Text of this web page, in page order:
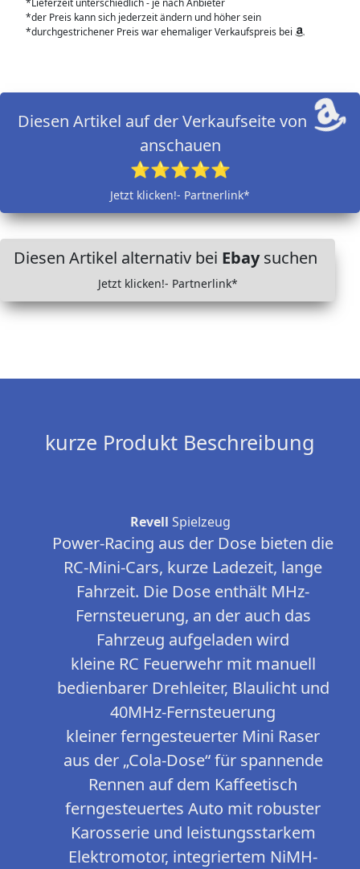
*Lieferzeit unterschiedlich - je nach Anbieter
*der Preis kann sich jederzeit ändern und höher sein
*durchgestrichener Preis war ehemaliger Verkaufspreis bei
Diesen Artikel auf der Verkaufseite von
anschauen
⭐⭐⭐⭐⭐
Jetzt klicken!- Partnerlink*
Diesen Artikel alternativ bei Ebaysuchen
Jetzt klicken!- Partnerlink*
kurze Produkt Beschreibung
Revell Spielzeug
Power-Racing aus der Dose bieten die
RC-Mini-Cars, kurze Ladezeit, lange
Fahrzeit. Die Dose enthält MHz-
Fernsteuerung, an der auch das
Fahrzeug aufgeladen wird
kleine RC Feuerwehr mit manuell
bedienbarer Drehleiter, Blaulicht und
40MHz-Fernsteuerung
kleiner ferngesteuerter Mini Raser
aus der „Cola-Dose“ für spannende
Rennen auf dem Kaffeetisch
ferngesteuertes Auto mit robuster
Karosserie und leistungsstarkem
Elektromotor, integriertem NiMH-